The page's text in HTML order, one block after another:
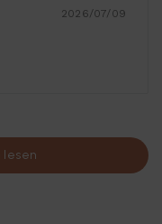
2026/07/09
lesen